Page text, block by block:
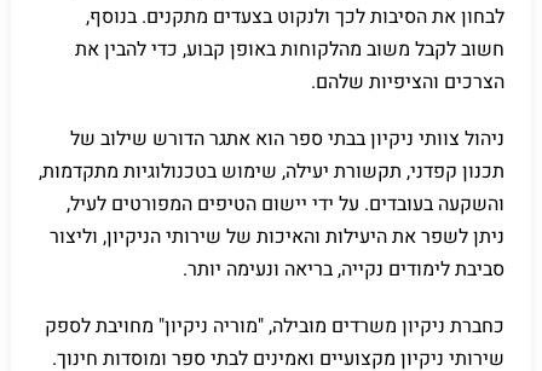
לבחון את הסיבות לכך ולנקוט בצעדים מתקנים. בנוסף,
חשוב לקבל משוב מהלקוחות באופן קבוע, כדי להבין את
הצרכים והציפיות שלהם.
ניהול צוותי ניקיון בבתי ספר הוא אתגר הדורש שילוב של
תכנון קפדני, תקשורת יעילה, שימוש בטכנולוגיות מתקדמות,
והשקעה בעובדים. על ידי יישום הטיפים המפורטים לעיל,
ניתן לשפר את היעילות והאיכות של שירותי הניקיון, וליצור
סביבת לימודים נקייה, בריאה ונעימה יותר.
כחברת ניקיון משרדים מובילה, "מוריה ניקיון" מחויבת לספק
שירותי ניקיון מקצועיים ואמינים לבתי ספר ומוסדות חינוך.